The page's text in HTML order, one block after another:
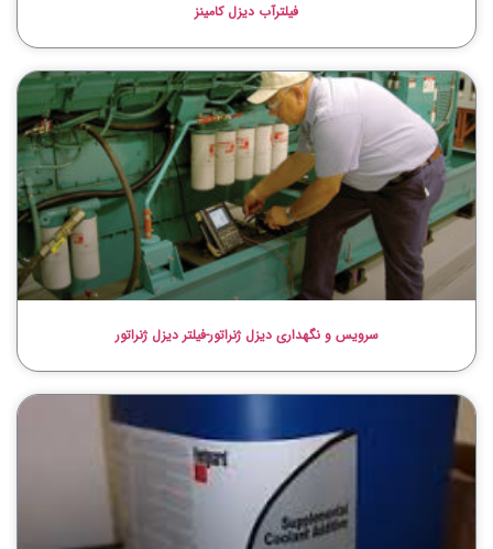
فیلترآب دیزل کامینز
سرویس و نگهداری دیزل ژنراتور-فیلتر دیزل ژنراتور